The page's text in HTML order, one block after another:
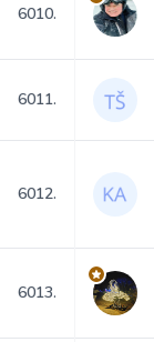
6010.
6011.
6012.
6013.